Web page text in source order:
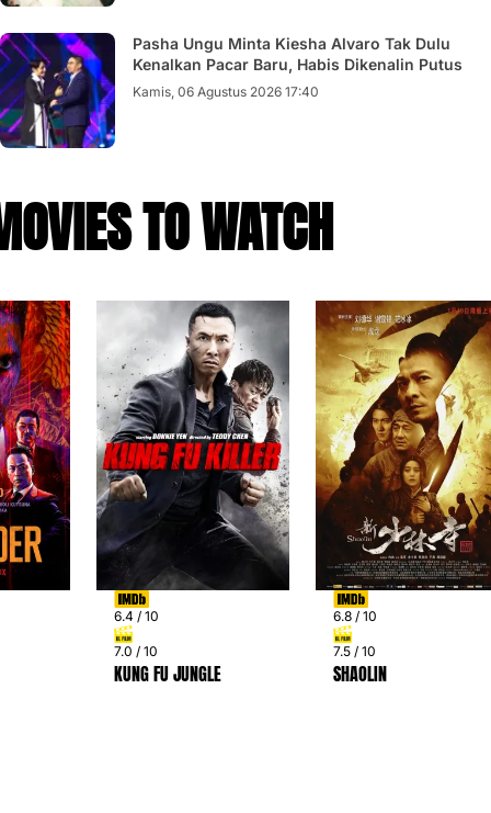
Pasha Ungu Minta Kiesha Alvaro Tak Dulu
Kenalkan Pacar Baru, Habis Dikenalin Putus
Kamis, 06 Agustus 2026 17:40
TO WATCH
6.4 / 10
7.0 / 10
KUNG FU JUNGLE
6.8 / 10
7.5 / 10
SHAOLIN